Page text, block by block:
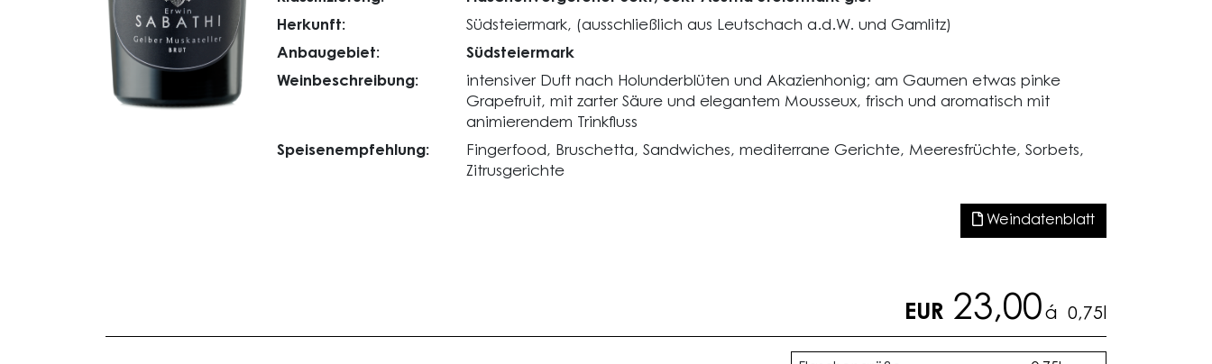
Herkunft:
Südsteiermark, (ausschließlich aus Leutschach a.d.W. und Gamlitz)
Anbaugebiet:
Südsteiermark
Weinbeschreibung:
intensiver Duft nach Holunderblüten und Akazienhonig; am Gaumen etwas pinke
Grapefruit, mit zarter Säure und elegantem Mousseux, frisch und aromatisch mit
animierendem Trinkfluss
Speisenempfehlung:
Fingerfood, Bruschetta, Sandwiches, mediterrane Gerichte, Meeresfrüchte, Sorbets,
Zitrusgerichte
Weindatenblatt
EUR 23,00 á 0,75l